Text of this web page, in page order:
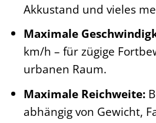
Akkustand und vieles
Maximale
km/h – für zügige
urbanen Raum.
Maximale Reichweite:
abhängig von Gewicht,